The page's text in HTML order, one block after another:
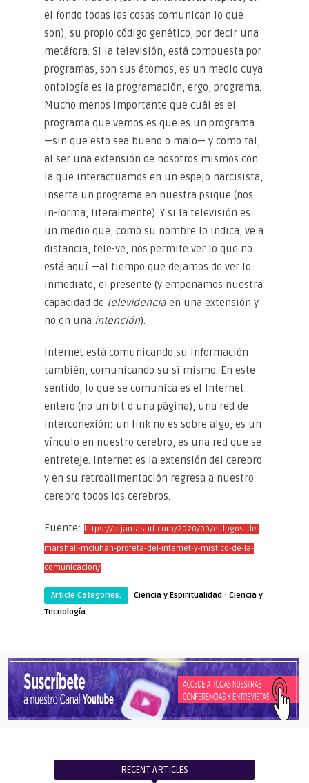
el fondo todas las cosas comunican lo que
son), su propio código genético, por decir una
metáfora. Si la televisión, está compuesta por
programas, son sus átomos, es un medio cuya
ontología es la programación, ergo, programa.
Mucho menos importante que cuál es el
programa que vemos es que es un programa
—sin que esto sea bueno o malo— y como tal,
al ser una extensión de nosotros mismos con
la que interactuamos en un espejo narcisista,
inserta un programa en nuestra psique (nos
in-forma, literalmente). Y si la televisión es
un medio que, como su nombre lo indica, ve a
distancia, tele-ve, nos permite ver lo que no
está aquí —al tiempo que dejamos de ver lo
inmediato, el presente (y empeñamos nuestra
capacidad de televidencia en una extensión y
no en una intención).
Internet está comunicando su información
también, comunicando su sí mismo. En este
sentido, lo que se comunica es el Internet
entero (no un bit o una página), una red de
interconexión: un link no es sobre algo, es un
vínculo en nuestro cerebro, es una red que se
entreteje. Internet es la extensión del cerebro
y en su retroalimentación regresa a nuestro
cerebro todos los cerebros.
Fuente: https://pijamasurf.com/2020/09/el-logos-de-
marshall-mcluhan-profeta-del-internet-y-mistico-de-la-
comunicacion/
Article Categories: Ciencia y Espiritualidad · Ciencia y
Tecnología
RECENT ARTICLES